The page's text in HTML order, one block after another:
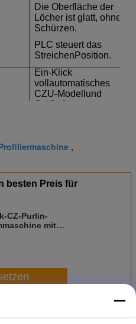
Die Oberfläche der
Löcher ist glatt, ohne
Schürzen.
PLC steuert das
Streichen Position.
Ein-Klick
vollautomatisches
CZU-Modell und
Größe
Anpassung.
(ausgelöscht)
Wärmebehandlung
Formplattenfläche
glatt halten und
Voll automatische
Steuerung und
geräuschlos.
,
besten Preis für
CZ-Purlin-
mit
bildet